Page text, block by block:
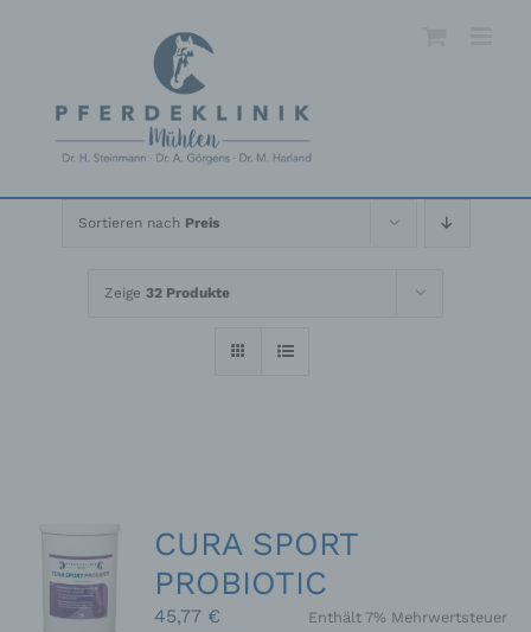
Sortieren nach Preis
Zeige 32 Produkte
CURA SPORT
PROBIOTIC
45,77 €
Enthält 7% Mehrwertsteuer